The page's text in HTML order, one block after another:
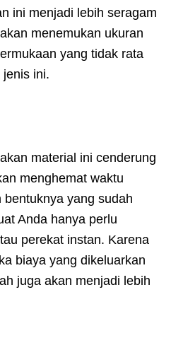
ini menjadi lebih seragam
menemukan ukuran
yang tidak rata
ini.
material ini cenderung
menghemat waktu
yang sudah
Anda hanya perlu
perekat instan. Karena
biaya yang dikeluarkan
juga akan menjadi lebih